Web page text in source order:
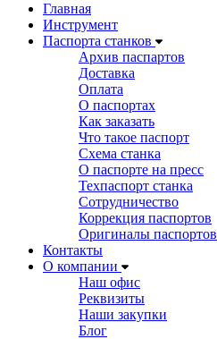
Главная
Инструмент
Паспорта станков
Архив паспартов
Доставка
Оплата
О паспортах
Как заказать
Что такое паспорт
Схема станка
О паспорте на пресс
Техпаспорт станка
Сотрудничество
Коррекция паспортов
Оригиналы паспортов
Контакты
О компании
Наш офис
Реквизиты
Наши закупки
Блог